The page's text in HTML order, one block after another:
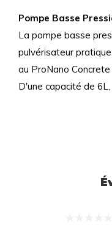
Pompe Basse
La pompe basse
pulvérisateur
au ProNano
D'une capacité de